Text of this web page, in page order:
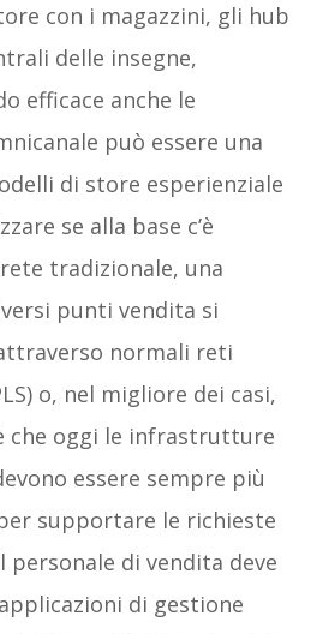
con i magazzini, gli hub
delle insegne,
efficace anche le
può essere una
di store esperienziale
se alla base c’è
tradizionale, una
punti vendita si
normali reti
o, nel migliore dei casi,
che oggi le infrastrutture
essere sempre più
supportare le richieste
di vendita deve
di gestione